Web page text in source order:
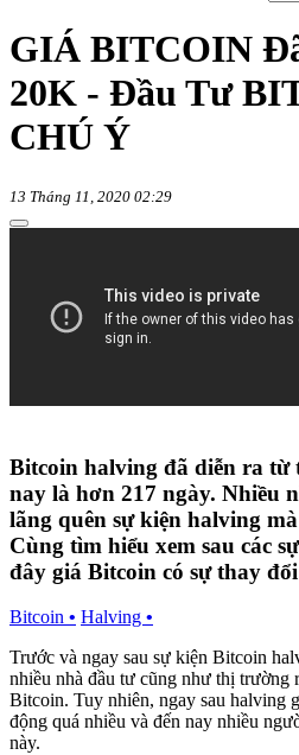
GIÁ BITCOIN
20K - Đầu Tư
CHÚ Ý
13 Tháng 11, 2020 02:29
Bitcoin halving đã diễn ra từ
nay là hơn 217 ngày. Nhiều
lãng quên sự kiện halving
Cùng tìm hiểu xem sau các
đây giá Bitcoin có sự thay
Bitcoin • Halving •
Trước và ngay sau sự kiện Bitcoin
nhiều nhà đầu tư cũng như thị trường
Bitcoin. Tuy nhiên, ngay sau halving
động quá nhiều và đến nay nhiều
này.